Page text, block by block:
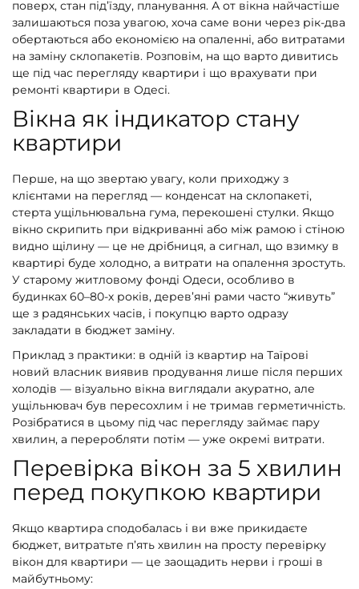
р
е
й
поверх, стан під’їзду, планування. А от вікна найчастіше
залишаються поза увагою, хоча саме вони через рік-два
обертаються або економією на опаленні, або витратами
на заміну склопакетів. Розповім, на що варто дивитись
ще під час перегляду квартири і що врахувати при
ремонті квартири в Одесі.
Вікна як індикатор стану
квартири
Перше, на що звертаю увагу, коли приходжу з
клієнтами на перегляд — конденсат на склопакеті,
стерта ущільнювальна гума, перекошені стулки. Якщо
вікно скрипить при відкриванні або між рамою і стіною
видно щілину — це не дрібниця, а сигнал, що взимку в
квартирі буде холодно, а витрати на опалення зростуть.
У старому житловому фонді Одеси, особливо в
будинках 60–80-х років, дерев’яні рами часто “живуть”
ще з радянських часів, і покупцю варто одразу
закладати в бюджет заміну.
Приклад з практики: в одній із квартир на Таїрові
новий власник виявив продування лише після перших
холодів — візуально вікна виглядали акуратно, але
ущільнювач був пересохлим і не тримав герметичність.
Розібратися в цьому під час перегляду займає пару
хвилин, а переробляти потім — уже окремі витрати.
Перевірка вікон за 5 хвилин
перед покупкою квартири
Якщо квартира сподобалась і ви вже прикидаєте
бюджет, витратьте п’ять хвилин на просту перевірку
вікон для квартири — це заощадить нерви і гроші в
майбутньому: